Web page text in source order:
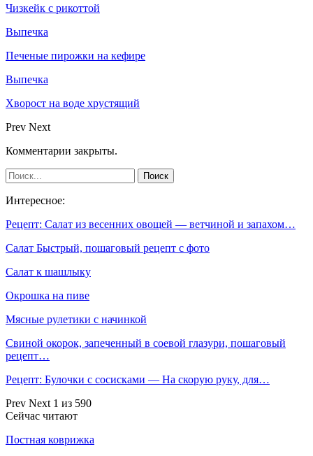
Чизкейк с рикоттой
Выпечка
Печеные пирожки на кефире
Выпечка
Хворост на воде хрустящий
Prev Next
Комментарии закрыты.
Интересное:
Рецепт: Салат из весенних овощей — ветчиной и запахом…
Салат Быстрый, пошаговый рецепт с фото
Салат к шашлыку
Окрошка на пиве
Мясные рулетики с начинкой
Свиной окорок, запеченный в соевой глазури, пошаговый
рецепт…
Рецепт: Булочки с сосисками — На скорую руку, для…
Prev Next 1 из 590
Сейчас читают
Постная коврижка